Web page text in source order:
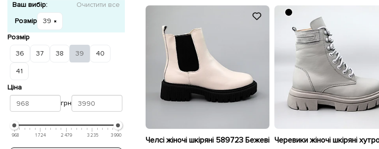
Ваш вибір:
Очистити все
Розмір
39
Розмір
36
37 38 39 40
41
Ціна
грн
968 1 724 2 479 3 235 3 990 Челсі жіночі шкіряні 589723 Бежеві